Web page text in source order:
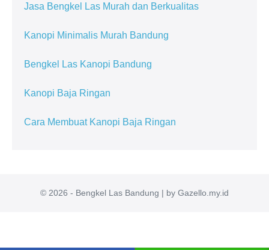
Jasa Bengkel Las Murah dan Berkualitas
Kanopi Minimalis Murah Bandung
Bengkel Las Kanopi Bandung
Kanopi Baja Ringan
Cara Membuat Kanopi Baja Ringan
© 2026 - Bengkel Las Bandung | by Gazello.my.id